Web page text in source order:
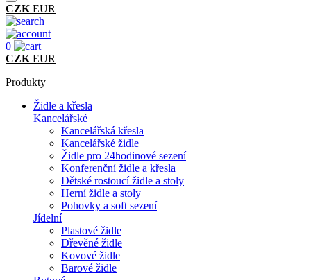
CZK EUR
0
CZK EUR
Produkty
Židle a křesla
Kancelářské
Kancelářská křesla
Kancelářské židle
Židle pro 24hodinové sezení
Konferenční židle a křesla
Dětské rostoucí židle a stoly
Herní židle a stoly
Pohovky a soft sezení
Jídelní
Plastové židle
Dřevěné židle
Kovové židle
Barové židle